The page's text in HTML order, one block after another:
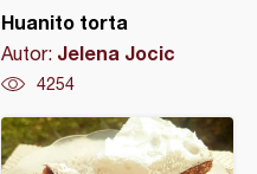
Huanito torta
Autor: Jelena Jocic
4254